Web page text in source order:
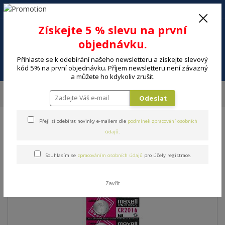
Menu
+420 602 494 600
MAXELL CR2016 1BP
Baterie MAXELL CR2016 1BP
Získejte 5 % slevu na první
objednávku.
Přihlaste se k odebírání našeho newsletteru a získejte slevový
kód 5% na první objednávku. Příjem newsletteru není závazný
a můžete ho kdykoliv zrušit.
Odeslat
Přeji si odebírat novinky e-mailem dle podmínek zpracování osobních
údajů.
Souhlasím se zpracováním osobních údajů pro účely registrace.
Zavřít